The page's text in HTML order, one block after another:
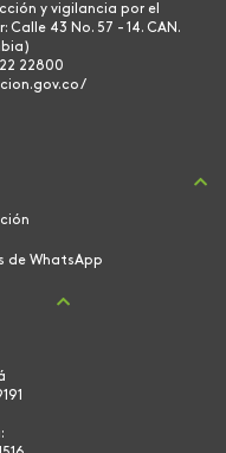
y vigilancia por el
43 No. 57 - 14. CAN.
22800
de WhatsApp